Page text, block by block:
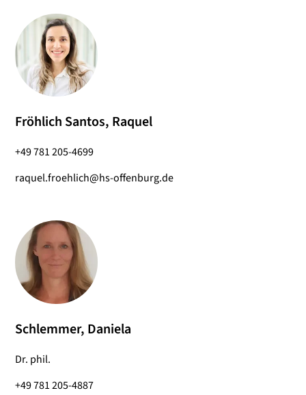
Fröhlich Santos, Raquel
+49 781 205-4699
raquel.froehlich@hs-offenburg.de
Schlemmer, Daniela
Dr. phil.
+49 781 205-4887